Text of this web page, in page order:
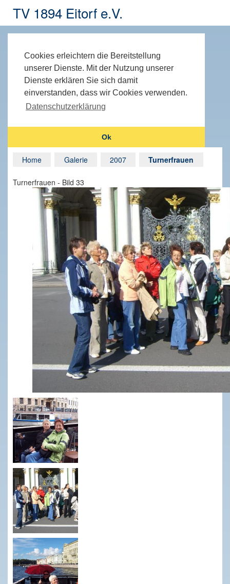
TV 1894 Eitorf e.V.
Cookies erleichtern die Bereitstellung
unserer Dienste. Mit der Nutzung unserer
Dienste erklären Sie sich damit
einverstanden, dass wir Cookies verwenden.
Datenschutzerklärung
Ok
Home Galerie 2007 Turnerfrauen
Turnerfrauen - Bild 33